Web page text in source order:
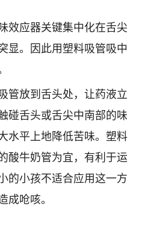
应器关键集中化在舌尖
显。因此用塑料吸管吸中
放到舌头处，让药液立
碰舌头或舌尖中南部的味
水平上地降低苦味。塑料
酸牛奶管为宜，有利于运
的小孩不适合应用这一方
成呛咳。